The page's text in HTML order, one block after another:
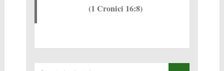
(1 Cronici 16:8)